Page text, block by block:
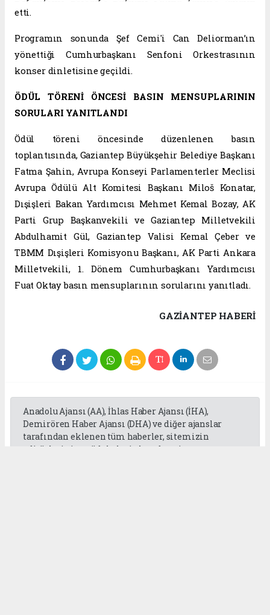
etti.
Programın sonunda Şef Cemi'i Can Deliorman’ın
yönettiği Cumhurbaşkanı Senfoni Orkestrasının
konser dinletisine geçildi.
ÖDÜL TÖRENİ ÖNCESİ BASIN MENSUPLARININ
SORULARI YANITLANDI
Ödül töreni öncesinde düzenlenen basın
toplantısında, Gaziantep Büyükşehir Belediye Başkanı
Fatma Şahin, Avrupa Konseyi Parlamenterler Meclisi
Avrupa Ödülü Alt Komitesi Başkanı Miloš Konatar,
Dışişleri Bakan Yardımcısı Mehmet Kemal Bozay, AK
Parti Grup Başkanvekili ve Gaziantep Milletvekili
Abdulhamit Gül, Gaziantep Valisi Kemal Çeber ve
TBMM Dışişleri Komisyonu Başkanı, AK Parti Ankara
Milletvekili, 1. Dönem Cumhurbaşkanı Yardımcısı
Fuat Oktay basın mensuplarının sorularını yanıtladı.
GAZIANTEP HABERİ
Anadolu Ajansı (AA), İhlas Haber Ajansı (İHA),
Demirören Haber Ajansı (DHA) ve diğer ajanslar
tarafından eklenen tüm haberler, sitemizin
editörlerinin müdahalesi olmadan ajans